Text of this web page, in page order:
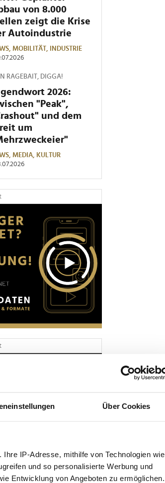
Über Cookies
IP-Adresse, mithilfe von Technologien wie
und so personalisierte Werbung und
Entwicklung von Angeboten zu ermöglichen.
von 8.000
zeigt die Krise
Autoindustrie
MOBILITÄT,
INDUSTRIE
RAGEBAIT, DIGGA!
2026:
"Peak",
und dem
um
MEDIA,
KULTUR